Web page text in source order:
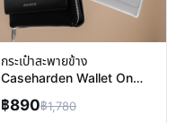
กระเป๋าสะพายข้าง
Caseharden Wallet On
Chain เบา จัดเต็มฟังก์ชัน
ตอบโจทย์ทุกไลฟ์สไตล์
฿890฿1,780